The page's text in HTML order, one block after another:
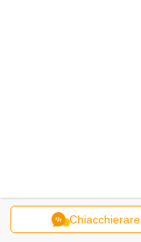
Chiacchierare